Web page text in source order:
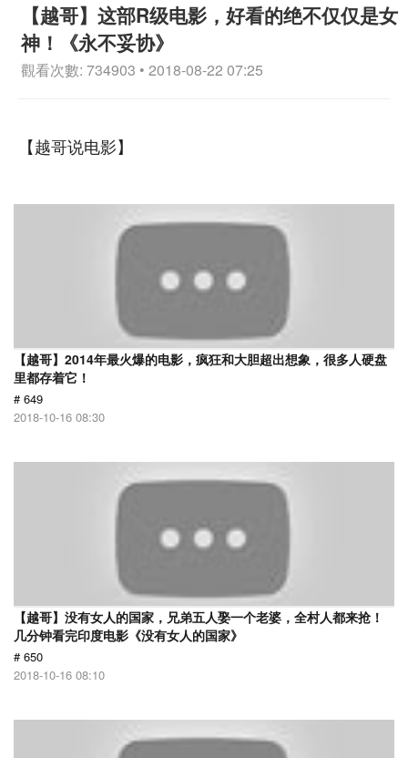
【越哥】这部R级电影，好看的绝不仅仅是女
神！《永不妥协》
觀看次數: 734903 • 2018-08-22 07:25
【越哥说电影】
【越哥】2014年最火爆的电影，疯狂和大胆超出想象，很多人硬盘
里都存着它！
# 649
2018-10-16 08:30
【越哥】没有女人的国家，兄弟五人娶一个老婆，全村人都来抢！
几分钟看完印度电影《没有女人的国家》
# 650
2018-10-16 08:10